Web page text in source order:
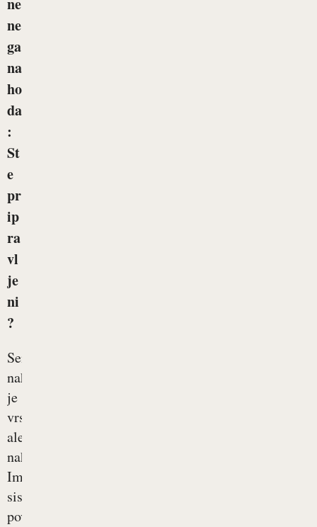
ne
ga
na
ho
da
:
St
e
pr
ip
ra
vl
je
ni
?
Seneni
nahod
je
vrsta
alergijskega
nahoda.
Imunski
sistem
povsem